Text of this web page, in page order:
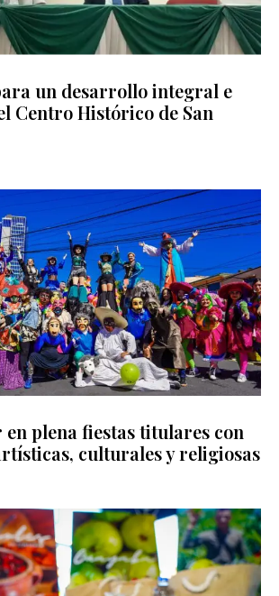
un desarrollo integral e
Centro Histórico de San
en plena fiestas titulares con
culturales y religiosas